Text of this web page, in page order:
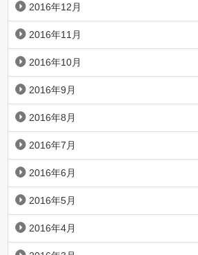
2016年12月
2016年11月
2016年10月
2016年9月
2016年8月
2016年7月
2016年6月
2016年5月
2016年4月